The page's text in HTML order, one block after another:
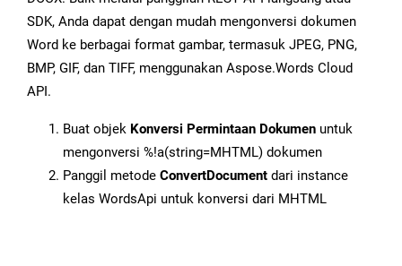
SDK, Anda dapat dengan mudah mengonversi dokumen
Word ke berbagai format gambar, termasuk JPEG, PNG,
BMP, GIF, dan TIFF, menggunakan Aspose.Words Cloud
API.
Buat objek Konversi Permintaan Dokumen untuk
mengonversi %!a(string=MHTML) dokumen
Panggil metode ConvertDocument dari instance
kelas WordsApi untuk konversi dari MHTML